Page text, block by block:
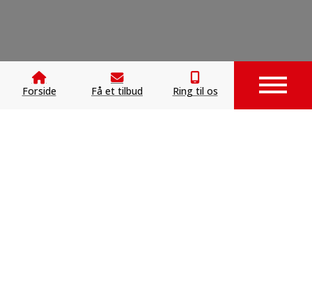
Forside Få et tilbud Ring til os